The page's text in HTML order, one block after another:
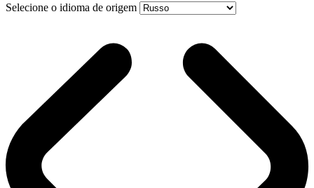
Selecione o idioma de origem